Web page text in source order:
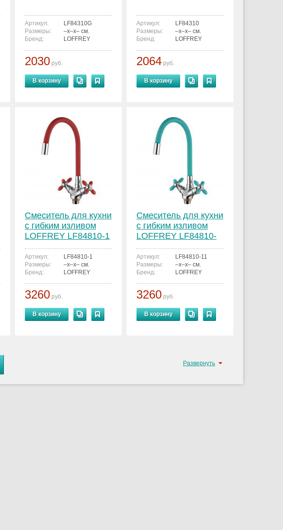
Артикул:
LF84310G
Размеры:
–x–x– см.
Бренд:
LOFFREY
2030 руб.
В корзину
Артикул:
LF84310
Размеры:
–x–x– см.
Бренд:
LOFFREY
2064 руб.
В корзину
Смеситель для кухни
с гибким изливом
LOFFREY LF84810-1
Артикул:
LF84810-1
Размеры:
–x–x– см.
Бренд:
LOFFREY
3260 руб.
В корзину
Смеситель для кухни
с гибким изливом
LOFFREY LF84810-
11
Артикул:
LF84810-11
Размеры:
–x–x– см.
Бренд:
LOFFREY
3260 руб.
В корзину
Развернуть